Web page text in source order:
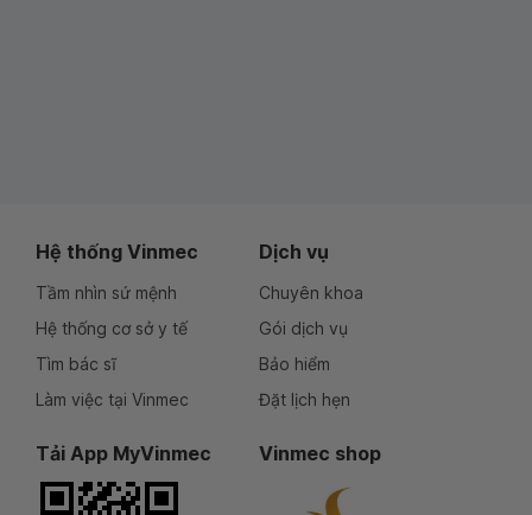
Hệ thống Vinmec
Tầm nhìn sứ mệnh
Hệ thống cơ sở y tế
Tìm bác sĩ
Làm việc tại Vinmec
Dịch vụ
Chuyên khoa
Gói dịch vụ
Bảo hiểm
Đặt lịch hẹn
Tải App MyVinmec Vinmec shop